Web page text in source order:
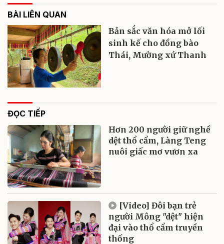
BÀI LIÊN QUAN
Bản sắc văn hóa mở lối
sinh kế cho đồng bào
Thái, Mường xứ Thanh
ĐỌC TIẾP
Hơn 200 người giữ nghề
dệt thổ cẩm, Làng Teng
nuôi giấc mơ vươn xa
[Video] Đôi bạn trẻ
người Mông "dệt" hiện
đại vào thổ cẩm truyền
thống